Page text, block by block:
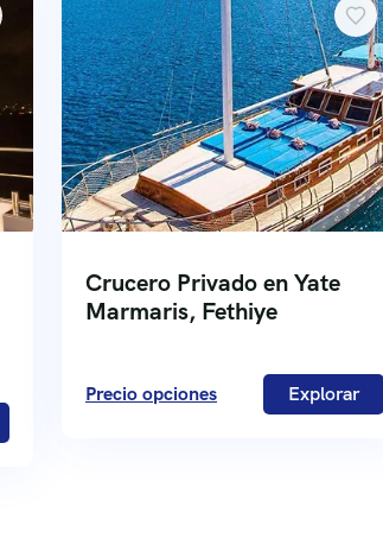
Crucero Privado en Yate
Marmaris, Fethiye
Precio opciones Explorar